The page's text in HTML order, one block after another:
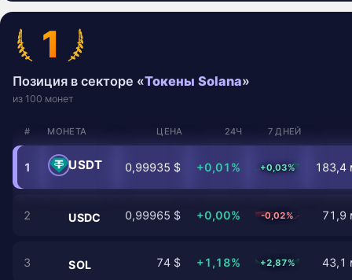
1
Позиция в секторе «Токены Solana»
из 100 монет
# МОНЕТА ЦЕНА 24Ч 7 ДНЕЙ
1 USDT 0,99935 $ +0,01% +0,03% 183,4
2 USDC 0,99965 $ +0,00% -0,02% 71,9
3 SOL 74 $ +1,18% +2,87% 43,1